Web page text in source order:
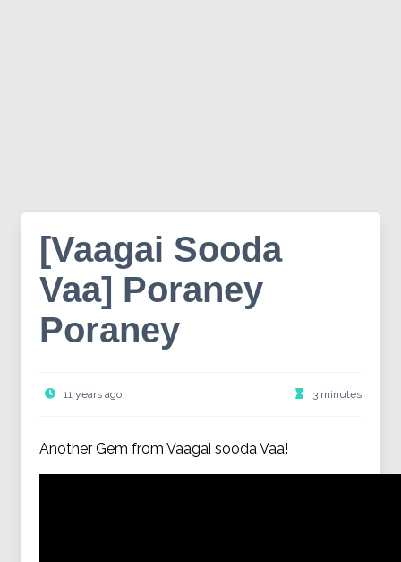
[Vaagai Sooda
Vaa] Poraney
Poraney
11 years ago 3 minutes
Another Gem from Vaagai sooda Vaa!